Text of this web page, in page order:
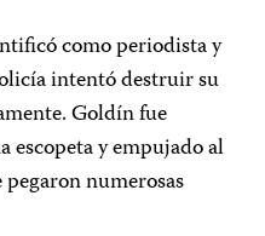
como periodista y
intentó destruir su
Goldín fue
escopeta y empujado al
numerosas